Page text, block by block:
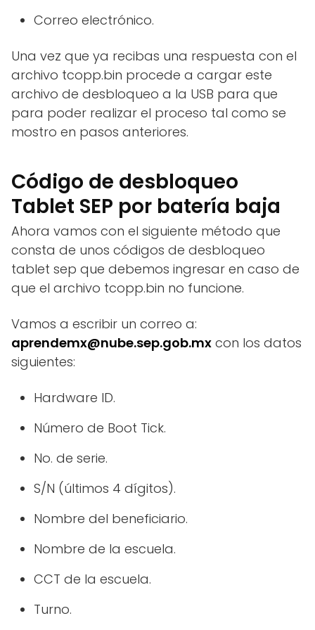
Correo electrónico.
Una vez que ya recibas una respuesta con el
archivo tcopp.bin procede a cargar este
archivo de desbloqueo a la USB para que
para poder realizar el proceso tal como se
mostro en pasos anteriores.
Código de desbloqueo
Tablet SEP por batería baja
Ahora vamos con el siguiente método que
consta de unos códigos de desbloqueo
tablet sep que debemos ingresar en caso de
que el archivo tcopp.bin no funcione.
Vamos a escribir un correo a:
aprendemx@nube.sep.gob.mx con los datos
siguientes:
Hardware ID.
Número de Boot Tick.
No. de serie.
S/N (últimos 4 dígitos).
Nombre del beneficiario.
Nombre de la escuela.
CCT de la escuela.
Turno.